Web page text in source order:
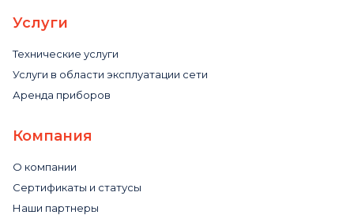
Услуги
Технические услуги
Услуги в области эксплуатации сети
Аренда приборов
Компания
О компании
Сертификаты и статусы
Наши партнеры